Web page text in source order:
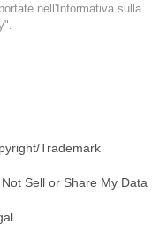
nell'Informativa sulla
Trademark
Not Sell or Share My Data